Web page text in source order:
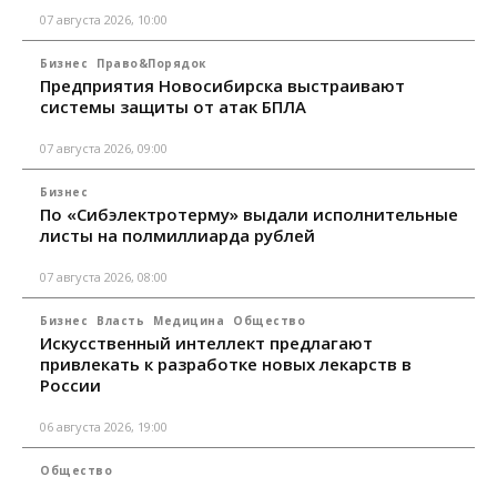
07 августа 2026, 10:00
Бизнес Право&Порядок
Предприятия Новосибирска выстраивают
системы защиты от атак БПЛА
07 августа 2026, 09:00
Бизнес
По «Сибэлектротерму» выдали исполнительные
листы на полмиллиарда рублей
07 августа 2026, 08:00
Бизнес Власть Медицина Общество
Искусственный интеллект предлагают
привлекать к разработке новых лекарств в
России
06 августа 2026, 19:00
Общество